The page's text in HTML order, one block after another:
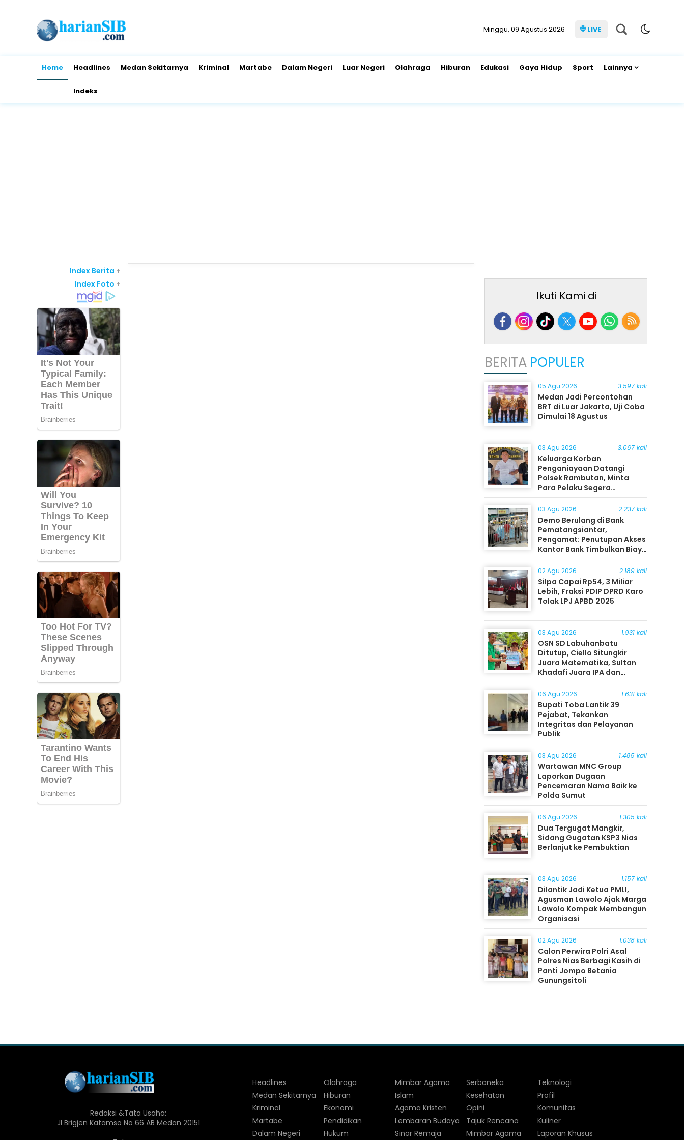
Minggu, 09 Agustus 2026 LIVE
Home Headlines Medan Sekitarnya Kriminal Martabe Dalam Negeri Luar Negeri Olahraga Hiburan Edukasi Gaya Hidup Sport Lainnya
Indeks
Index Berita +
Index Foto +
Ikuti Kami di
BERITA POPULER
05 Agu 2026 3.597 kali
Medan Jadi Percontohan
BRT di Luar Jakarta, Uji Coba
Dimulai 18 Agustus
03 Agu 2026 3.067 kali
Keluarga Korban
Penganiayaan Datangi
Polsek Rambutan, Minta
Para Pelaku Segera
Ditangkap
03 Agu 2026 2.237 kali
Demo Berulang di Bank
Pematangsiantar,
Pengamat: Penutupan Akses
Kantor Bank Timbulkan Biaya
Ekonomi bagi Masyarakat
02 Agu 2026 2.189 kali
Silpa Capai Rp54, 3 Miliar
Lebih, Fraksi PDIP DPRD Karo
Tolak LPJ APBD 2025
03 Agu 2026 1.931 kali
OSN SD Labuhanbatu
Ditutup, Ciello Situngkir
Juara Matematika, Sultan
Khadafi Juara IPA dan
Timothy Rangkuti Juara IPS
06 Agu 2026 1.631 kali
Bupati Toba Lantik 39
Pejabat, Tekankan
Integritas dan Pelayanan
Publik
03 Agu 2026 1.485 kali
Wartawan MNC Group
Laporkan Dugaan
Pencemaran Nama Baik ke
Polda Sumut
06 Agu 2026 1.305 kali
Dua Tergugat Mangkir,
Sidang Gugatan KSP3 Nias
Berlanjut ke Pembuktian
03 Agu 2026 1.157 kali
Dilantik Jadi Ketua PMLI,
Agusman Lawolo Ajak Marga
Lawolo Kompak Membangun
Organisasi
02 Agu 2026 1.038 kali
Calon Perwira Polri Asal
Polres Nias Berbagi Kasih di
Panti Jompo Betania
Gunungsitoli
Redaksi &Tata Usaha:
Jl Brigjen Katamso No 66 AB Medan 20151
Headlines
Medan Sekitarnya
Kriminal
Martabe
Dalam Negeri
Olahraga
Hiburan
Ekonomi
Pendidikan
Hukum
Mimbar Agama
Islam
Agama Kristen
Lembaran Budaya
Sinar Remaja
Serbaneka
Kesehatan
Opini
Tajuk Rencana
Mimbar Agama
Teknologi
Profil
Komunitas
Kuliner
Laporan Khusus